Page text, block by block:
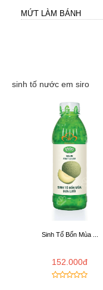
MỨT LÀM BÁNH
sinh tố nước em siro
Sinh Tố Bốn Mùa ...
152.000đ